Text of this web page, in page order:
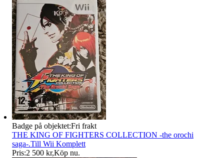
Badge på objektet:Fri frakt
THE KING OF FIGHTERS COLLECTION -the orochi
saga-.Till Wii Komplett
Pris:2 500 kr,Köp nu.